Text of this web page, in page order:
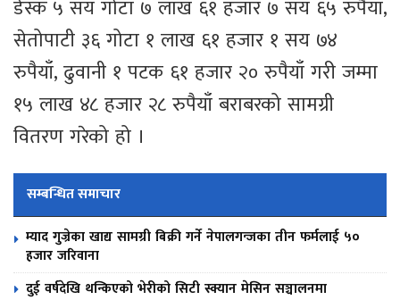
डेस्क ५ सय गोटा ७ लाख ६१ हजार ७ सय ६५ रुपैयाँ,
सेतोपाटी ३६ गोटा १ लाख ६१ हजार १ सय ७४
रुपैयाँ, ढुवानी १ पटक ६१ हजार २० रुपैयाँ गरी जम्मा
१५ लाख ४८ हजार २८ रुपैयाँ बराबरको सामग्री
वितरण गरेको हो ।
सम्बन्धित समाचार
म्याद गुज्रेका खाद्य सामग्री बिक्री गर्ने नेपालगन्जका तीन फर्मलाई ५०
हजार जरिवाना
दुई वर्षदेखि थन्किएको भेरीको सिटी स्क्यान मेसिन सञ्चालनमा